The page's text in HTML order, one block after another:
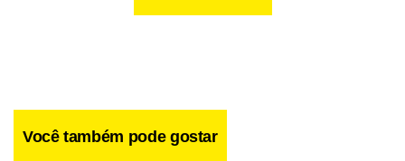
Você também pode gostar